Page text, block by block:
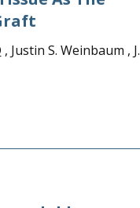
, Justin S. Weinbaum , J.